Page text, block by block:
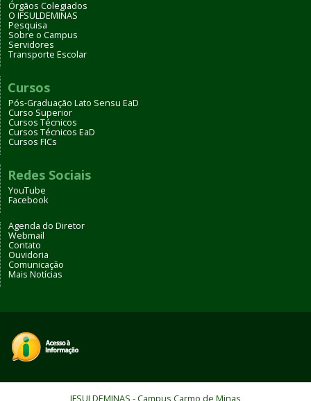
Órgãos Colegiados
O IFSULDEMINAS
Pesquisa
Sobre o Campus
Servidores
Transporte Escolar
Cursos
Pós-Graduação Lato Sensu EaD
Curso Superior
Cursos Técnicos
Cursos Técnicos EaD
Cursos FICs
Redes Sociais
YouTube
Facebook
Agenda do Diretor
Webmail
Contato
Ouvidoria
Comunicação
Mais Notícias
IFSULDEMINAS - Campus Carmo de Minas